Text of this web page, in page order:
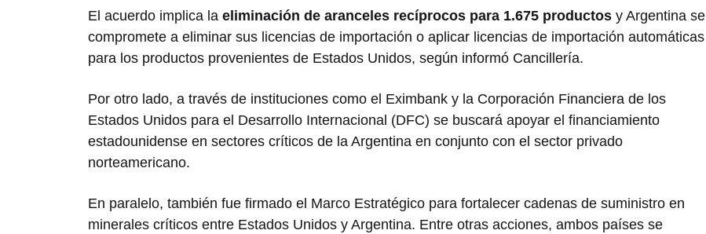
El acuerdo implica la eliminación de aranceles recíprocos para 1.675 productos y Argentina se
compromete a eliminar sus licencias de importación o aplicar licencias de importación automáticas
para los productos provenientes de Estados Unidos, según informó Cancillería.
Por otro lado, a través de instituciones como el Eximbank y la Corporación Financiera de los
Estados Unidos para el Desarrollo Internacional (DFC) se buscará apoyar el financiamiento
estadounidense en sectores críticos de la Argentina en conjunto con el sector privado
norteamericano.
En paralelo, también fue firmado el Marco Estratégico para fortalecer cadenas de suministro en
minerales críticos entre Estados Unidos y Argentina. Entre otras acciones, ambos países se